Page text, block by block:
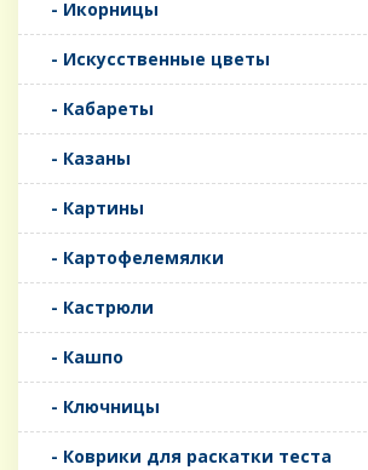
- Икорницы
- Искусственные цветы
- Кабареты
- Казаны
- Картины
- Картофелемялки
- Кастрюли
- Кашпо
- Ключницы
- Коврики для раскатки теста